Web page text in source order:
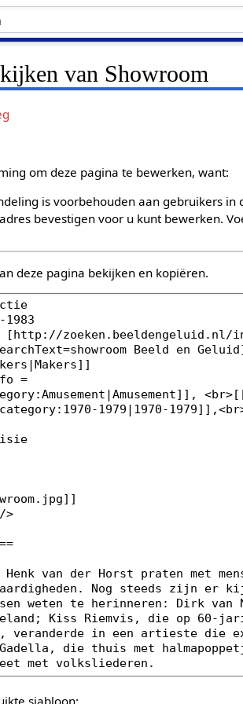
van Showroom
om deze pagina te bewerken, want:
is voorbehouden aan gebruikers in
bevestigen voor u kunt bewerken.
deze pagina bekijken en kopiëren.
sjabloon: